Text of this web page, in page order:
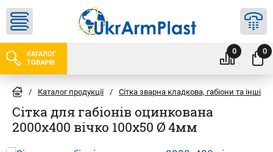
КАТАЛОГ
ТОВАРІВ
0 0
/ Каталог продукції / Сітка зварна кладкова, габіони та інші
Сітка для габіонів оцинкована
2000х400 вічко 100х50 Ø 4мм